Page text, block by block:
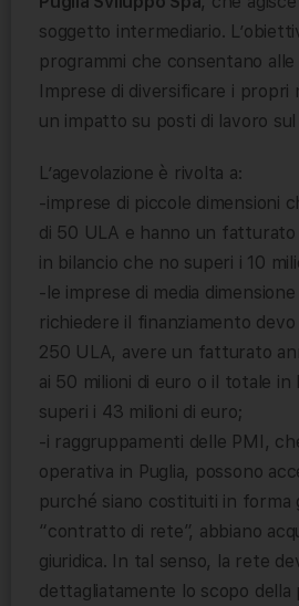
soggetto intermediario.
programmi che consentano alle
Imprese di diversificare i propri
un impatto su posti di lavoro
L’agevolazione è rivolta a:
-imprese di piccole dimensioni
di 50 ULA e hanno un
in bilancio che no superi i 10
-le imprese di media
richiedere il finanziamento
250 ULA, avere un fatturato
ai 50 milioni di euro o il totale in
superi i 43 milioni di euro;
-i raggruppamenti delle PMI,
operativa in Puglia, possono
purché siano costituiti in forma
“contratto di rete”, abbiano
giuridica. In tal senso, la rete
dettagliatamente lo scopo